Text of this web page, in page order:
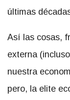
últimas
Así las cosas,
externa
nuestra
pero, la elite